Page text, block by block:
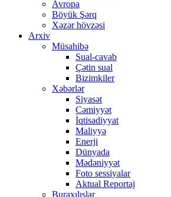
Avropa
Böyük Şərq
Xəzər hövzəsi
Arxiv
Müsahibə
Sual-cavab
Çətin sual
Bizimkiler
Xəbərlər
Siyasət
Cəmiyyət
İqtisadiyyat
Maliyyə
Enerji
Dünyada
Mədəniyyət
Foto sessiyalar
Aktual Reportaj
Buraxılışlar